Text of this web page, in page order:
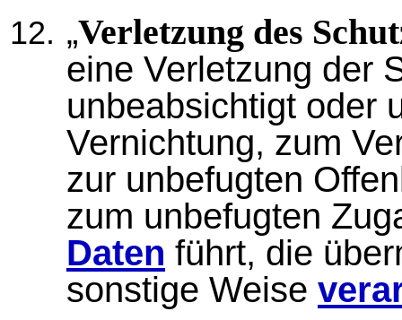
„Verletzung des
eine Verletzung der
unbeabsichtigt oder
Vernichtung, zum
zur unbefugten
zum unbefugten
Daten führt, die
sonstige Weise